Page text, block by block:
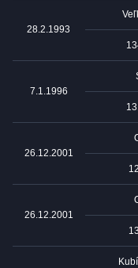
28.2.1993
7.1.1996
26.12.2001
26.12.2001